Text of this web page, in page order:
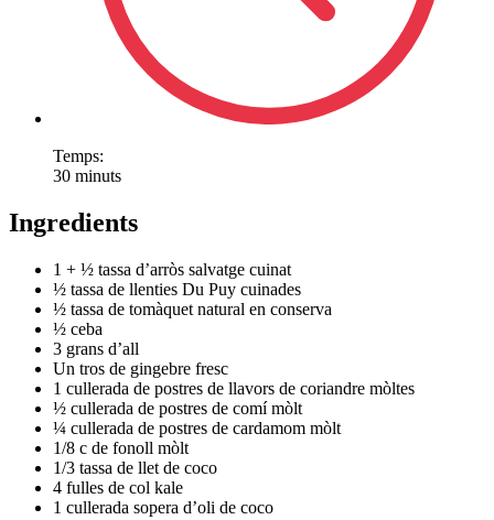
Temps:
30 minuts
Ingredients
1 + ½ tassa d’arròs salvatge cuinat
½ tassa de llenties Du Puy cuinades
½ tassa de tomàquet natural en conserva
½ ceba
3 grans d’all
Un tros de gingebre fresc
1 cullerada de postres de llavors de coriandre mòltes
½ cullerada de postres de comí mòlt
¼ cullerada de postres de cardamom mòlt
1/8 c de fonoll mòlt
1/3 tassa de llet de coco
4 fulles de col kale
1 cullerada sopera d’oli de coco